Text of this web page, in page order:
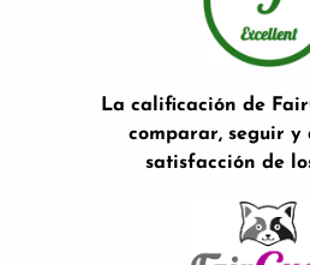
La calificación de
comparar, seguir
satisfacción de